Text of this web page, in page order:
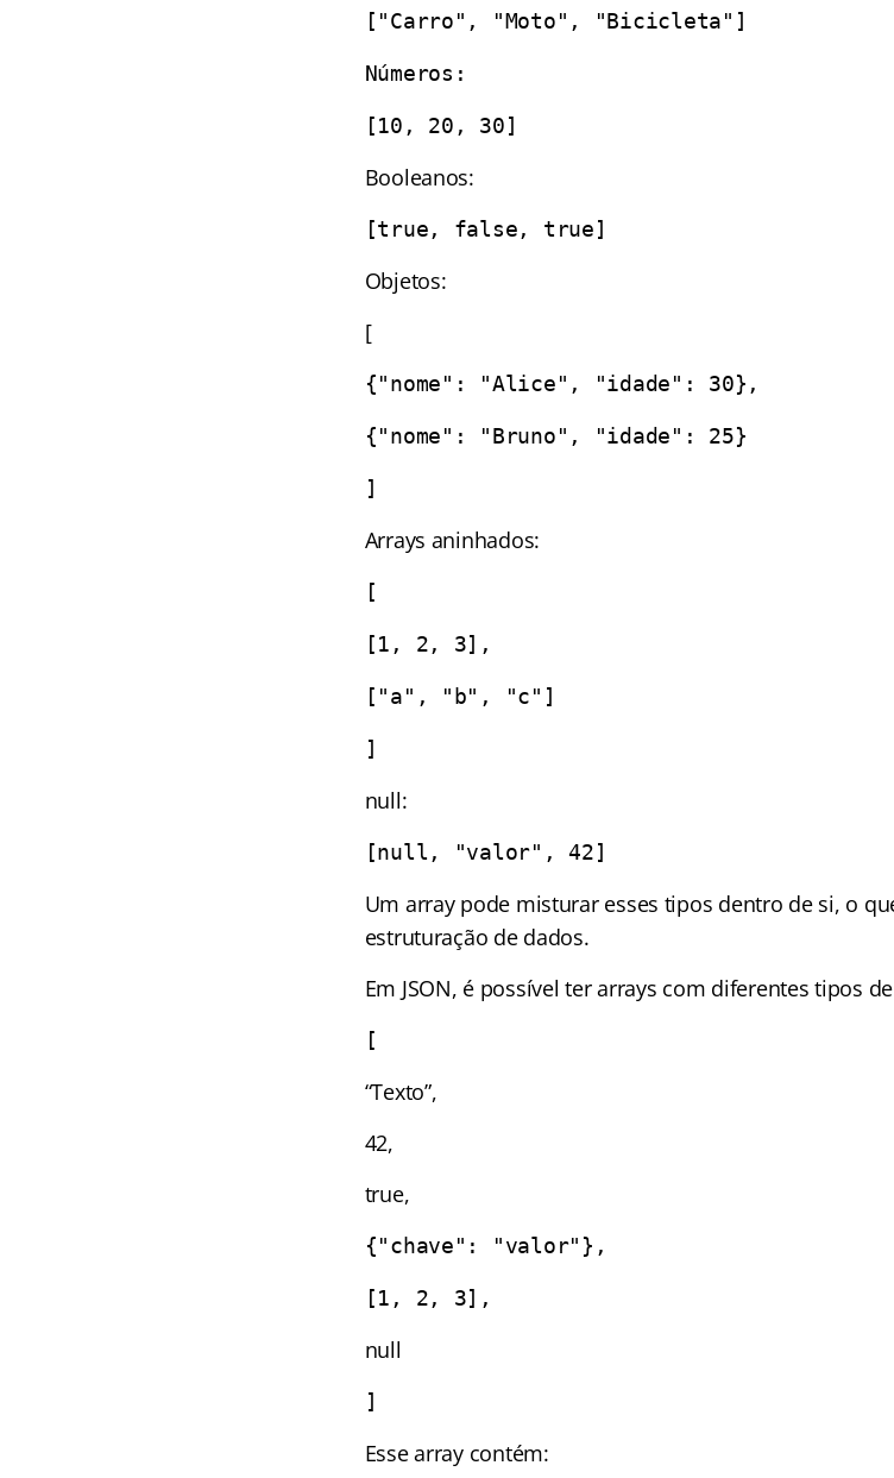
["Carro", "Moto", "Bicicleta"]
Números:
[10, 20, 30]
Booleanos:
[true, false, true]
Objetos:
[
{"nome": "Alice", "idade": 30},
{"nome": "Bruno", "idade": 25}
]
Arrays aninhados:
[
[1, 2, 3],
["a", "b", "c"]
]
null:
[null, "valor", 42]
Um array pode misturar esses tipos dentro de si, o
estruturação de dados.
Em JSON, é possível ter arrays com diferentes tipos
[
“Texto”,
42,
true,
{"chave": "valor"},
[1, 2, 3],
null
]
Esse array contém: